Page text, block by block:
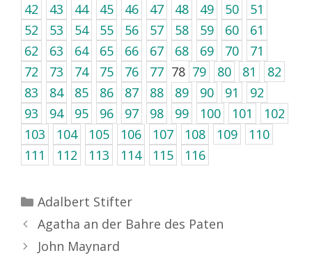
42
43 44 45 46 47 48 49 50
51
52
53 54 55 56 57 58 59 60
61
62
63 64 65 66 67 68 69 70
71
72
73 74 75 76 77 78 79 80 81
82
83
84 85 86 87 88 89 90 91
92
93
94 95 96 97 98 99 100 101
102
103
104 105 106 107 108 109
110
111
112 113 114 115 116
Kategorien
Adalbert Stifter
Agatha an der Bahre des Paten
John Maynard